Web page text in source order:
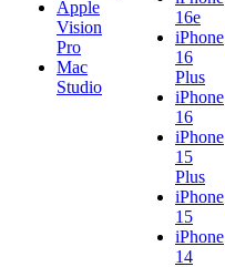
Apple
Vision
Pro
Mac
Studio
16e
iPhone
16
Plus
iPhone
16
iPhone
15
Plus
iPhone
15
iPhone
14